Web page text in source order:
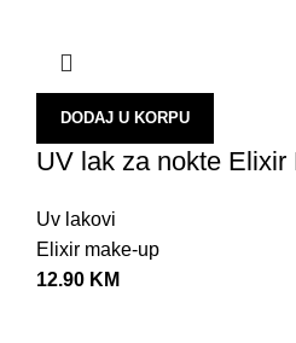
DODAJ U KORPU
UV lak za nokte
Uv lakovi
Elixir make-up
12.90 KM